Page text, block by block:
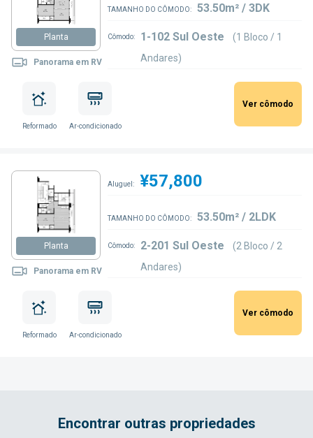
Planta
Panorama em RV
TAMANHO DO CÔMODO: 53.50m² / 3DK
Cômodo: 1-102 Sul Oeste
(1 Bloco / 1
Andares)
Reformado Ar-condicionado
Ver cômodo
Planta
Panorama em RV
Aluguel: ¥57,800
TAMANHO DO CÔMODO: 53.50m² / 2LDK
Cômodo: 2-201 Sul Oeste
(2 Bloco / 2
Andares)
Reformado Ar-condicionado
Ver cômodo
Encontrar outras propriedades